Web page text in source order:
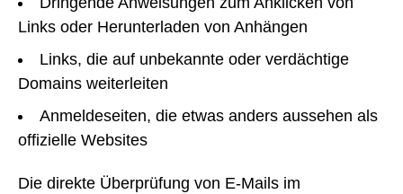
Links oder Herunterladen von Anhängen
Links, die auf unbekannte oder verdächtige
Domains weiterleiten
Anmeldeseiten, die etwas anders aussehen als
offizielle Websites
Die direkte Überprüfung von E-Mails im